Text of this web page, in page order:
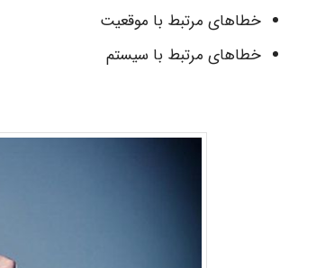
خطاهای مرتبط با موقعیت
خطاهای مرتبط با سیستم